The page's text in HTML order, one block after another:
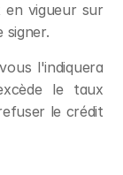
vigueur sur
signer.
l'indiquera
le taux
le crédit